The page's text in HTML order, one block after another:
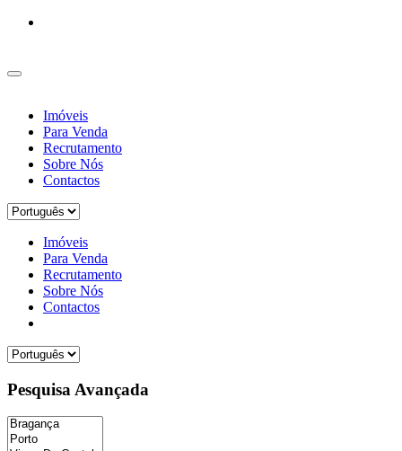
Imóveis
Para Venda
Recrutamento
Sobre Nós
Contactos
Imóveis
Para Venda
Recrutamento
Sobre Nós
Contactos
Pesquisa Avançada